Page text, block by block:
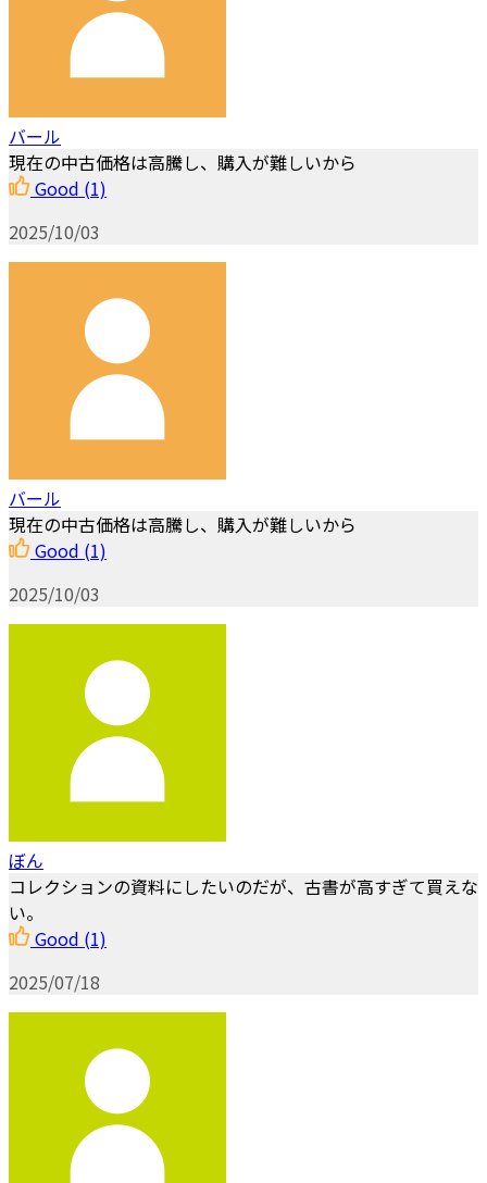
バール
現在の中古価格は高騰し、購入が難しいから
Good (1)
2025/10/03
バール
現在の中古価格は高騰し、購入が難しいから
Good (1)
2025/10/03
ぼん
コレクションの資料にしたいのだが、古書が高すぎて買えな
い。
Good (1)
2025/07/18